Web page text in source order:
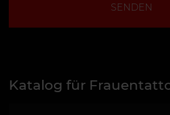
SENDEN
Katalog für